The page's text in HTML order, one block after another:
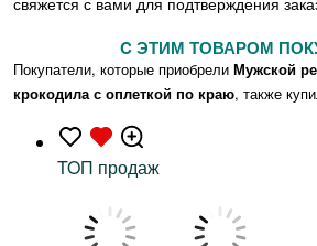
C ЭТИМ ТОВАРОМ
Покупатели, которые приобрели Мужской
крокодила с оплеткой по краю, также
TOП продаж